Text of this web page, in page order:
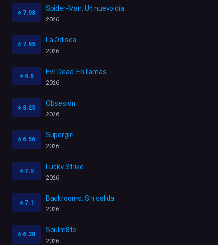
⭐ 7.98
Spider-Man: Un nuevo día
2026
⭐ 7.95
La Odisea
2026
⭐ 6.8
Evil Dead: En llamas
2026
⭐ 8.25
Obsesión
2026
⭐ 6.56
Supergirl
2026
⭐ 7.5
Lucky Strike
2026
⭐ 7.1
Backrooms: Sin salida
2026
⭐ 6.28
Soulm8te
2026